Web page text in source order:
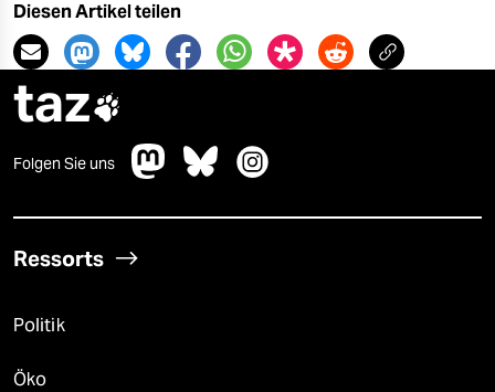
epaper login
Diesen Artikel teilen
taz
Folgen Sie uns
Ressorts
Politik
Öko